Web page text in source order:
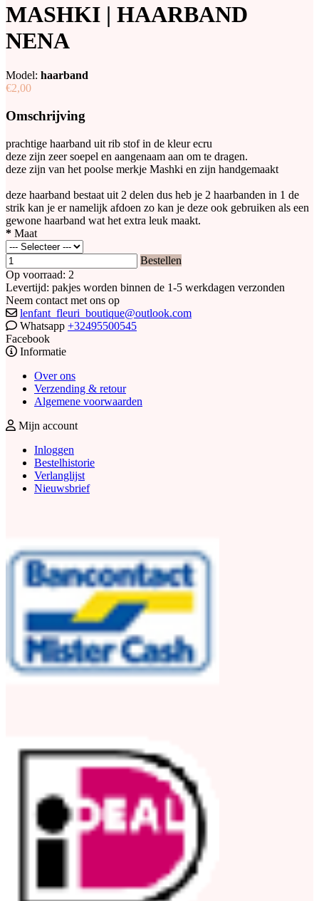
MASHKI | HAARBAND
NENA
Model: haarband
€2,00
Omschrijving
prachtige haarband uit rib stof in de kleur ecru
deze zijn zeer soepel en aangenaam aan om te dragen.
deze zijn van het poolse merkje Mashki en zijn handgemaakt
deze haarband bestaat uit 2 delen dus heb je 2 haarbanden in 1 de
strik kan je er namelijk afdoen zo kan je deze ook gebruiken als een
gewone haarband wat het extra leuk maakt.
* Maat
Bestellen
Op voorraad: 2
Levertijd: pakjes worden binnen de 1-5 werkdagen verzonden
Neem contact met ons op
lenfant_fleuri_boutique@outlook.com
Whatsapp +32495500545
Facebook
Informatie
Over ons
Verzending & retour
Algemene voorwaarden
Mijn account
Inloggen
Bestelhistorie
Verlanglijst
Nieuwsbrief